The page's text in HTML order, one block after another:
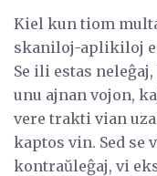
Kiel kun tiom
skaniloj-aplikiloj
Se ili estas
unu ajnan vojon,
vere trakti vian
kaptos vin. Sed se
kontraŭleĝaj, vi